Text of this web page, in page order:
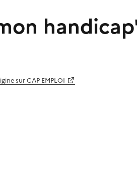
sur CAP EMPLOI
courriel